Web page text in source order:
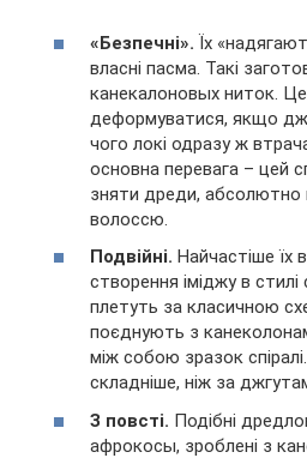
«Безпечні». Їх
власні пасма. Такі
канекалоновых ниток.
деформуватися, якщо
чого локі одразу ж
основна перевага – цей
зняти дреди,
волоссю.
Подвійні. Найчастіше їх
створення іміджу в стилі
плетуть за класичною
поєднують з
між собою зразок
складніше, ніж за
З повсті. Подібні
афрокосы, зроблені з